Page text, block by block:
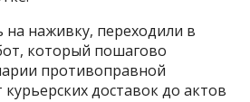
наживку, переходили в
который пошагово
противоправной
доставок до актов